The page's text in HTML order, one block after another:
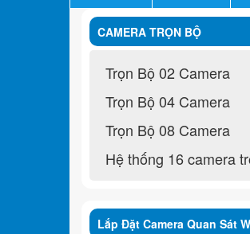
CAMERA TRỌN BỘ
Trọn Bộ 02 Camera
Trọn Bộ 04 Camera
Trọn Bộ 08 Camera
Hệ thống 16 camera
Lắp Đặt Camera Quan Sát